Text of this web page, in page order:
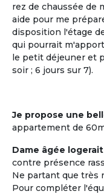
rez de chaussée de
aide pour me
disposition l'étage
qui pourrait
le petit déjeuner et
soir ; 6 jours sur 7).
Je propose une
appartement de
Dame âgée
contre présence
Ne partant que très
Pour compléter
Des